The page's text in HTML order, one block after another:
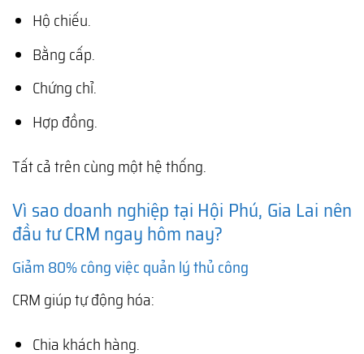
Hộ chiếu.
Bằng cấp.
Chứng chỉ.
Hợp đồng.
Tất cả trên cùng một hệ thống.
Vì sao doanh nghiệp tại Hội Phú, Gia Lai nên
đầu tư CRM ngay hôm nay?
Giảm 80% công việc quản lý thủ công
CRM giúp tự động hóa:
Chia khách hàng.